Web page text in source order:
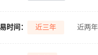
时间： 近三年 近两年